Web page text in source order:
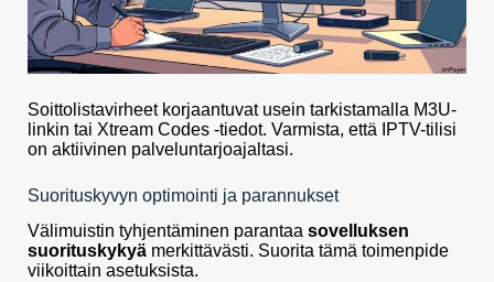
Soittolistavirheet korjaantuvat usein tarkistamalla M3U-
linkin tai Xtream Codes -tiedot. Varmista, että IPTV-tilisi
on aktiivinen palveluntarjoajaltasi.
Suorituskyvyn optimointi ja parannukset
Välimuistin tyhjentäminen parantaa sovelluksen
suorituskykyä merkittävästi. Suorita tämä toimenpide
viikoittain asetuksista.